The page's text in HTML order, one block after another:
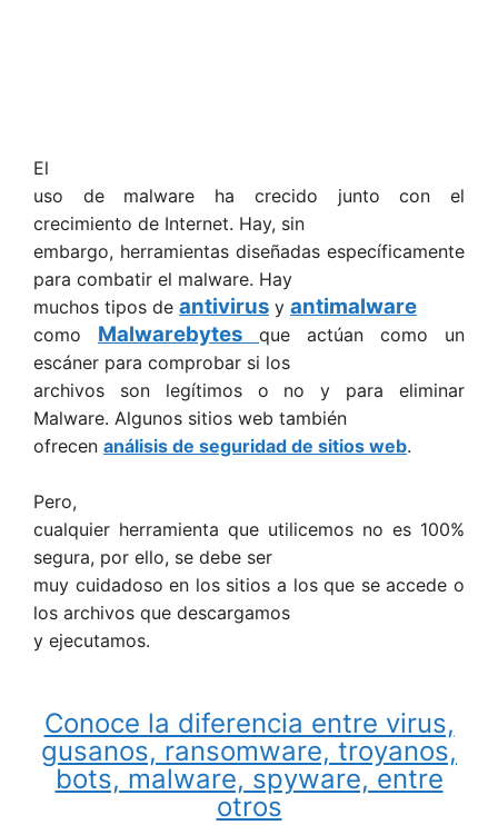
El
uso de malware ha crecido junto con el
crecimiento de Internet. Hay, sin
embargo, herramientas diseñadas específicamente
para combatir el malware. Hay
muchos tipos de antivirus y antimalware
como Malwarebytes
que actúan como un
escáner para comprobar si los
archivos son legítimos o no y para eliminar
Malware. Algunos sitios web también
ofrecen análisis de seguridad de sitios web.
Pero,
cualquier herramienta que utilicemos no es 100%
segura, por ello, se debe ser
muy cuidadoso en los sitios a los que se accede o
los archivos que descargamos
y ejecutamos.
Conoce la diferencia entre virus,
gusanos, ransomware, troyanos,
bots, malware, spyware, entre
otros